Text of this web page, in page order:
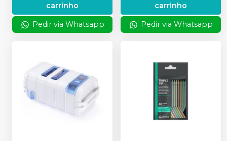
carrinho
Pedir via Whatsapp
carrinho
Pedir via Whatsapp